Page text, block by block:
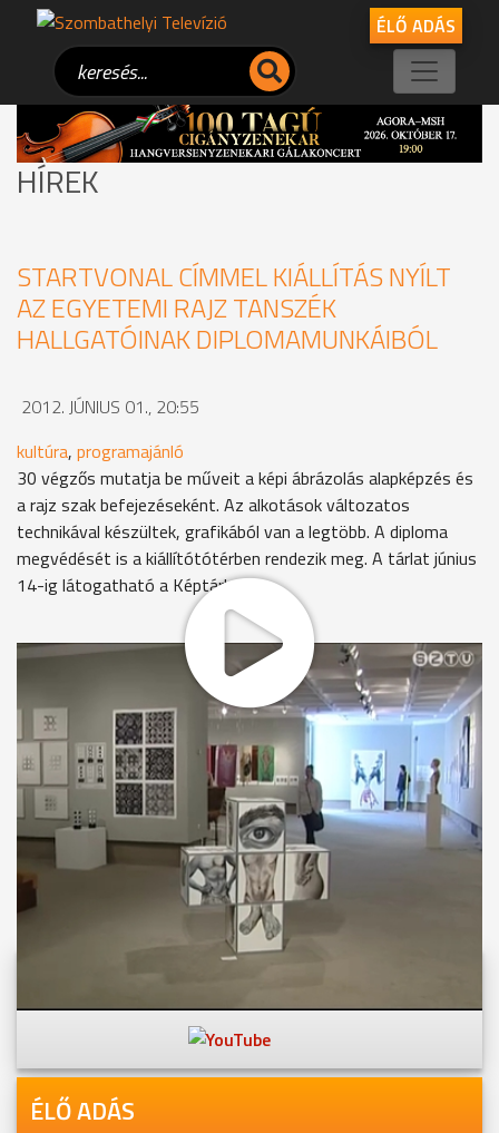
ÉLŐ ADÁS
HÍREK
STARTVONAL CÍMMEL KIÁLLÍTÁS NYÍLT
AZ EGYETEMI RAJZ TANSZÉK
HALLGATÓINAK DIPLOMAMUNKÁIBÓL
2012. JÚNIUS 01., 20:55
kultúra, programajánló
30 végzős mutatja be műveit a képi ábrázolás alapképzés és
a rajz szak befejezéseként. Az alkotások változatos
technikával készültek, grafikából van a legtöbb. A diploma
megvédését is a kiállítótótérben rendezik meg. A tárlat június
14-ig látogatható a Képtárban.
MEGOSZTÁS
Youtube-csatornánkon is!
ÉLŐ ADÁS